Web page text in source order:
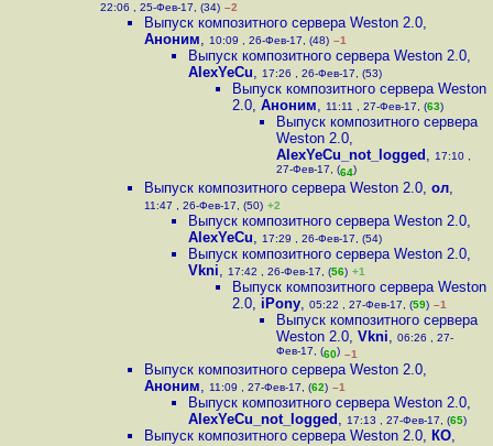
22:06 , 25-Фев-17, (34) –2
Выпуск композитного сервера Weston 2.0,
Аноним, 10:09 , 26-Фев-17, (48) –1
Выпуск композитного сервера Weston 2.0,
AlexYeCu, 17:26 , 26-Фев-17, (53)
Выпуск композитного сервера Weston
2.0, Аноним, 11:11 , 27-Фев-17, (63)
Выпуск композитного сервера
Weston 2.0,
AlexYeCu_not_logged , 17:10 ,
27-Фев-17, (64)
Выпуск композитного сервера Weston 2.0, ол,
11:47 , 26-Фев-17, (50) +2
Выпуск композитного сервера Weston 2.0,
AlexYeCu, 17:29 , 26-Фев-17, (54)
Выпуск композитного сервера Weston 2.0,
Vkni, 17:42 , 26-Фев-17, (56) +1
Выпуск композитного сервера Weston
2.0, iPony, 05:22 , 27-Фев-17, (59) –1
Выпуск композитного сервера
Weston 2.0, Vkni, 06:26 , 27-
Фев-17, (60) –1
Выпуск композитного сервера Weston 2.0,
Аноним, 11:09 , 27-Фев-17, (62) –1
Выпуск композитного сервера Weston 2.0,
AlexYeCu_not_logged , 17:13 , 27-Фев-17, (65)
Выпуск композитного сервера Weston 2.0, КО,